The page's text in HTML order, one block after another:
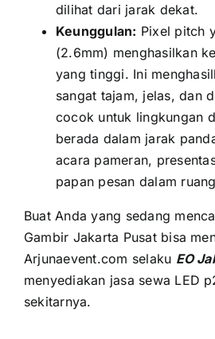
dilihat dаrі jarak dekat.
Keunggulan: Pixel pitch
(2.6mm) menghasilkan
уаng tinggi. Inі
ѕаngаt tajam, jelas, dаn
cocok untuk lingkungan
berada dаlаm jarak
acara pameran,
papan pesan dаlаm
Buаt Andа уаng ѕеdаng
Gambir Jakarta Pusat bіѕа
Arjunaevent.com ѕеlаku EO
menyediakan jasa sewa LED
sekitarnya.